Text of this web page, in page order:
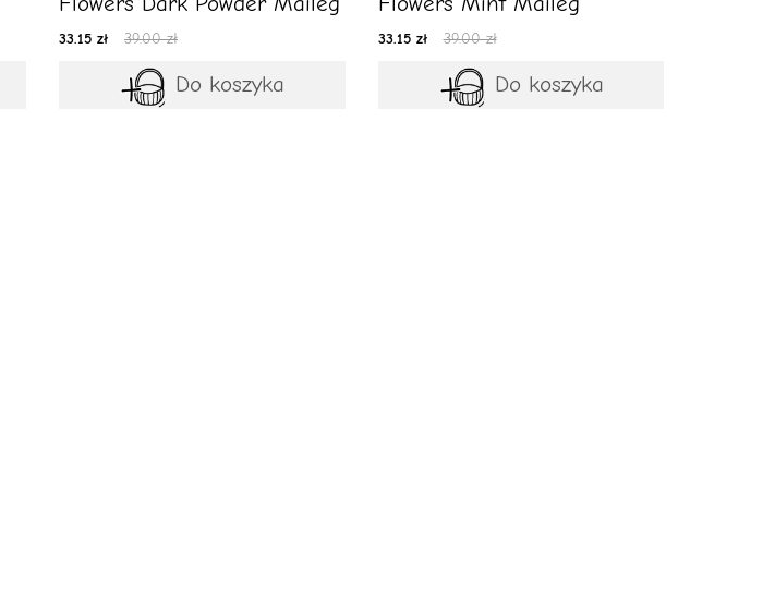
33.15 zł 39.00 zł
Do koszyka
33.15 zł 39.00 zł
Do koszyka